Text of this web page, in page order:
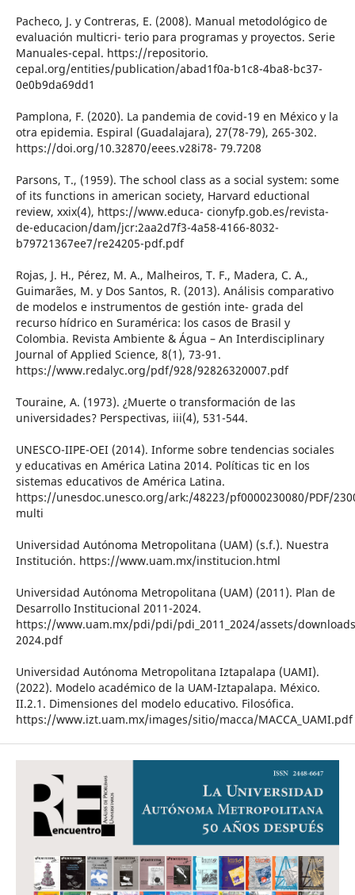
Pacheco, J. y Contreras, E. (2008). Manual metodológico de
evaluación multicri- terio para programas y proyectos. Serie
Manuales-cepal. https://repositorio.
cepal.org/entities/publication/abad1f0a-b1c8-4ba8-bc37-
0e0b9da69dd1
Pamplona, F. (2020). La pandemia de covid-19 en México y la
otra epidemia. Espiral (Guadalajara), 27(78-79), 265-302.
https://doi.org/10.32870/eees.v28i78- 79.7208
Parsons, T., (1959). The school class as a social system: some
of its functions in american society, Harvard eductional
review, xxix(4), https://www.educa- cionyfp.gob.es/revista-
de-educacion/dam/jcr:2aa2d7f3-4a58-4166-8032-
b79721367ee7/re24205-pdf.pdf
Rojas, J. H., Pérez, M. A., Malheiros, T. F., Madera, C. A.,
Guimarães, M. y Dos Santos, R. (2013). Análisis comparativo
de modelos e instrumentos de gestión inte- grada del
recurso hídrico en Suramérica: los casos de Brasil y
Colombia. Revista Ambiente & Água – An Interdisciplinary
Journal of Applied Science, 8(1), 73-91.
https://www.redalyc.org/pdf/928/92826320007.pdf
Touraine, A. (1973). ¿Muerte o transformación de las
universidades? Perspectivas, iii(4), 531-544.
UNESCO-IIPE-OEI (2014). Informe sobre tendencias sociales
y educativas en América Latina 2014. Políticas tic en los
sistemas educativos de América Latina.
https://unesdoc.unesco.org/ark:/48223/pf0000230080/PDF/
multi
Universidad Autónoma Metropolitana (UAM) (s.f.). Nuestra
Institución. https://www.uam.mx/institucion.html
Universidad Autónoma Metropolitana (UAM) (2011). Plan de
Desarrollo Institucional 2011-2024.
https://www.uam.mx/pdi/pdi/pdi_2011_2024/assets/
2024.pdf
Universidad Autónoma Metropolitana Iztapalapa (UAMI).
(2022). Modelo académico de la UAM-Iztapalapa. México.
II.2.1. Dimensiones del modelo educativo. Filosófica.
https://www.izt.uam.mx/images/sitio/macca/MACCA_UAMI.pdf